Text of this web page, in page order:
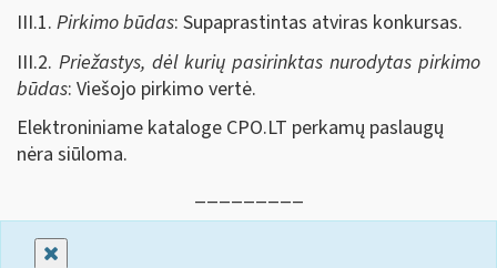
III.1. Pirkimo būdas: Supaprastintas atviras konkursas.
III.2. Priežastys, dėl kurių pasirinktas nurodytas pirkimo
būdas: Viešojo pirkimo vertė.
Elektroniniame kataloge CPO.LT perkamų paslaugų
nėra siūloma.